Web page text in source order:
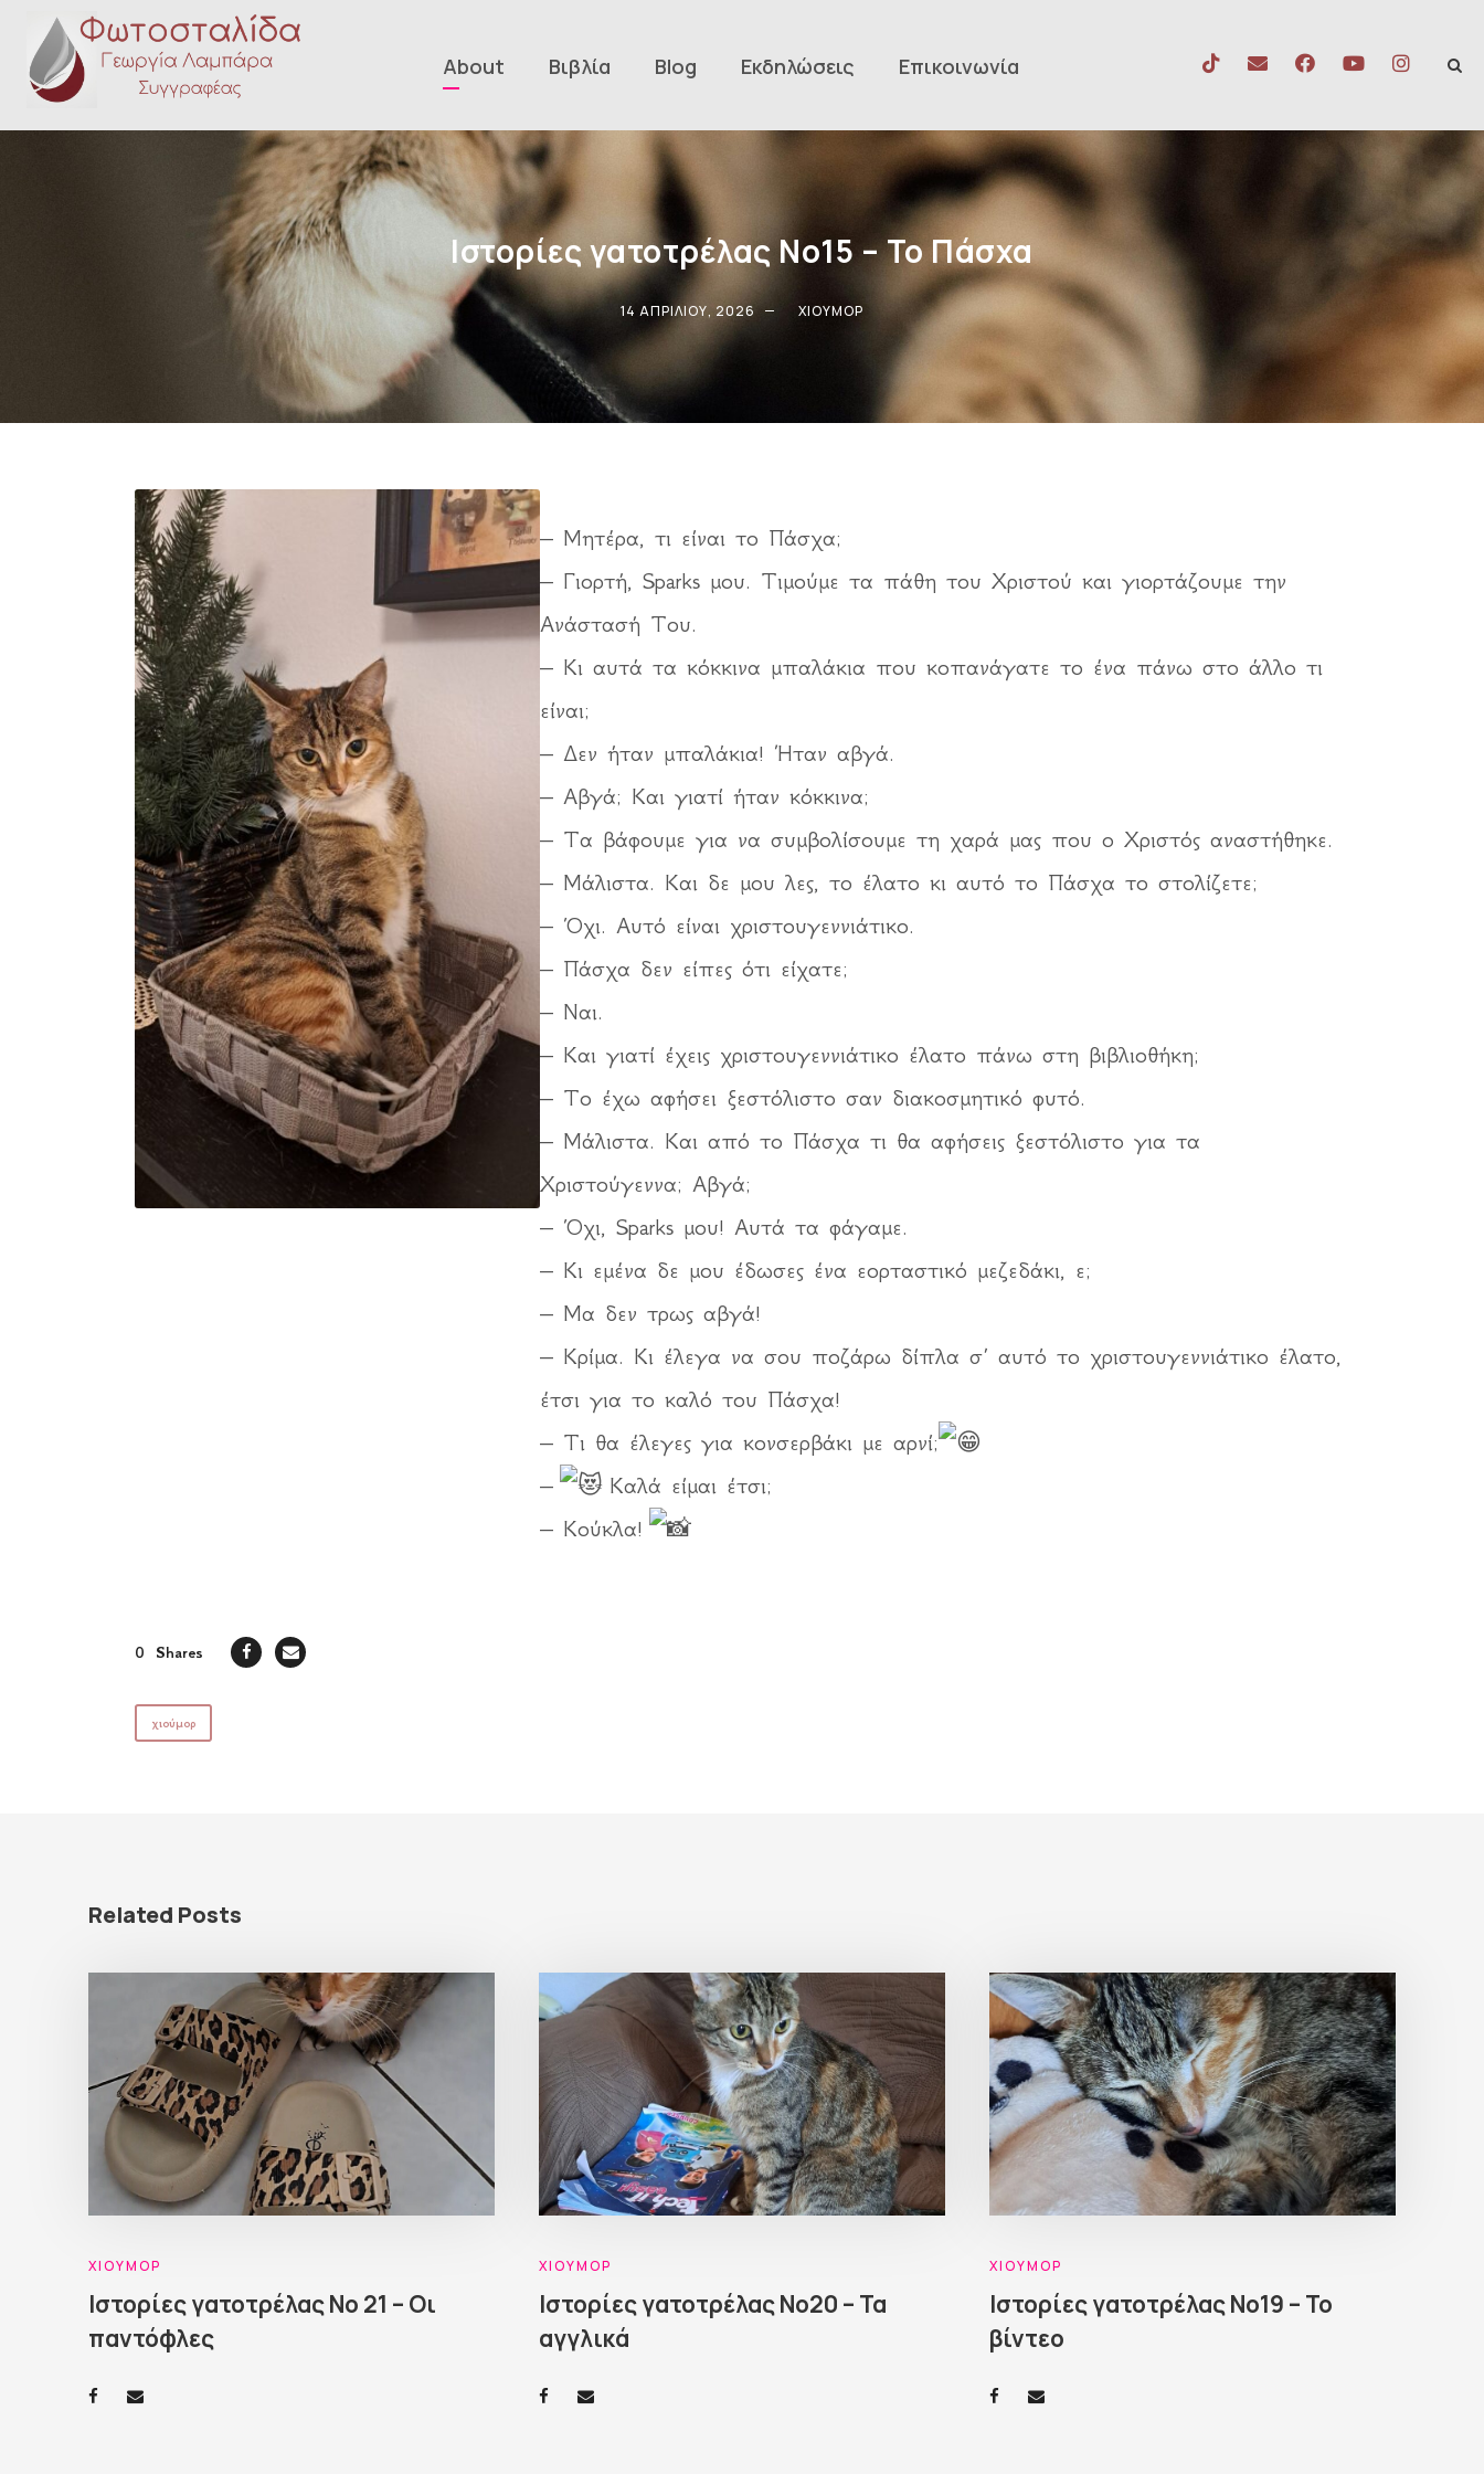
About Βιβλία Blog Εκδηλώσεις Επικοινωνία
Ιστορίες γατοτρέλας Νο15 – Το Πάσχα
14 ΑΠΡΙΛΊΟΥ, 2026 ΧΙΟΎΜΟΡ
– Μητέρα, τι είναι το Πάσχα;
– Γιορτή, Sparks μου. Τιμούμε τα πάθη του Χριστού και γιορτάζουμε την
Ανάστασή Του.
– Κι αυτά τα κόκκινα μπαλάκια που κοπανάγατε το ένα πάνω στο άλλο τι
είναι;
– Δεν ήταν μπαλάκια! Ήταν αβγά.
– Αβγά; Και γιατί ήταν κόκκινα;
– Τα βάφουμε για να συμβολίσουμε τη χαρά μας που ο Χριστός αναστήθηκε.
– Μάλιστα. Και δε μου λες, το έλατο κι αυτό το Πάσχα το στολίζετε;
– Όχι. Αυτό είναι χριστουγεννιάτικο.
– Πάσχα δεν είπες ότι είχατε;
– Ναι.
– Και γιατί έχεις χριστουγεννιάτικο έλατο πάνω στη βιβλιοθήκη;
– Το έχω αφήσει ξεστόλιστο σαν διακοσμητικό φυτό.
– Μάλιστα. Και από το Πάσχα τι θα αφήσεις ξεστόλιστο για τα
Χριστούγεννα; Αβγά;
– Όχι, Sparks μου! Αυτά τα φάγαμε.
– Κι εμένα δε μου έδωσες ένα εορταστικό μεζεδάκι, ε;
– Μα δεν τρως αβγά!
– Κρίμα. Κι έλεγα να σου ποζάρω δίπλα σ’ αυτό το χριστουγεννιάτικο έλατο,
έτσι για το καλό του Πάσχα!
– Τι θα έλεγες για κονσερβάκι με αρνί;
–
Καλά είμαι έτσι;
– Κούκλα!
0 Shares
χιούμορ
Related Posts
ΧΙΟΎΜΟΡ
Ιστορίες γατοτρέλας Νο 21 – Οι
παντόφλες
ΧΙΟΎΜΟΡ
Ιστορίες γατοτρέλας Νο20 – Τα
αγγλικά
ΧΙΟΎΜΟΡ
Ιστορίες γατοτρέλας Νο19 – Το
βίντεο